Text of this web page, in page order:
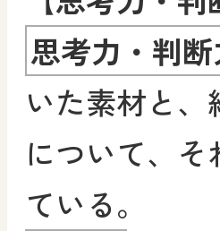
思考力・判断
いた素材と
について、
ている。